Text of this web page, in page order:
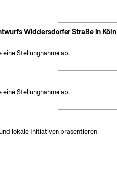
Widdersdorfer Straße in Köln
eine Stellungnahme ab.
eine Stellungnahme ab.
lokale Initiativen präsentieren